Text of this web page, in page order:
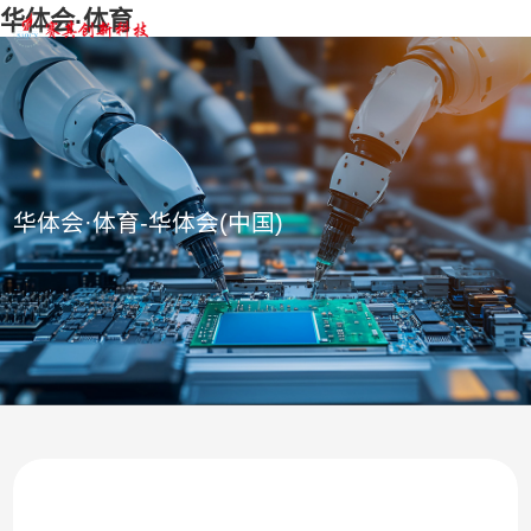
华体会·体育
华体会·体育-华体会(中国)